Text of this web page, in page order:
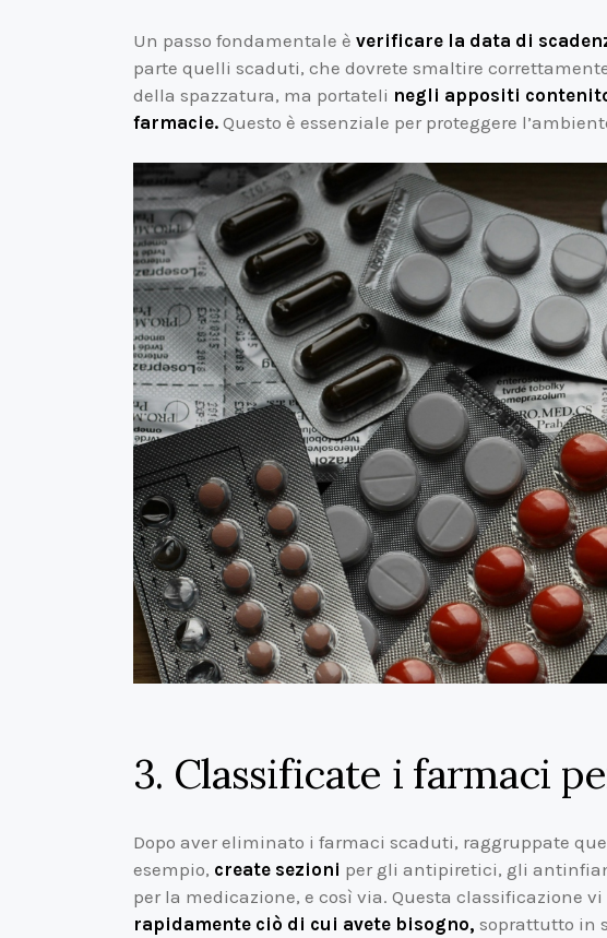
Un passo fondamentale è verificare la data di
parte quelli scaduti, che dovrete smaltire
della spazzatura, ma portateli negli appositi
farmacie. Questo è essenziale per proteggere
3. Classificate i farmaci
Dopo aver eliminato i farmaci scaduti, raggruppate
esempio, create sezioni per gli antipiretici, gli
per la medicazione, e così via. Questa classificazione
rapidamente ciò di cui avete bisogno, soprattutto in